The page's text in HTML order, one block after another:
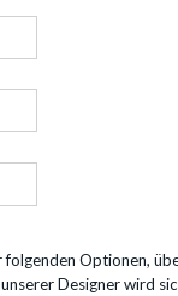
folgenden Optionen,
Designer wird